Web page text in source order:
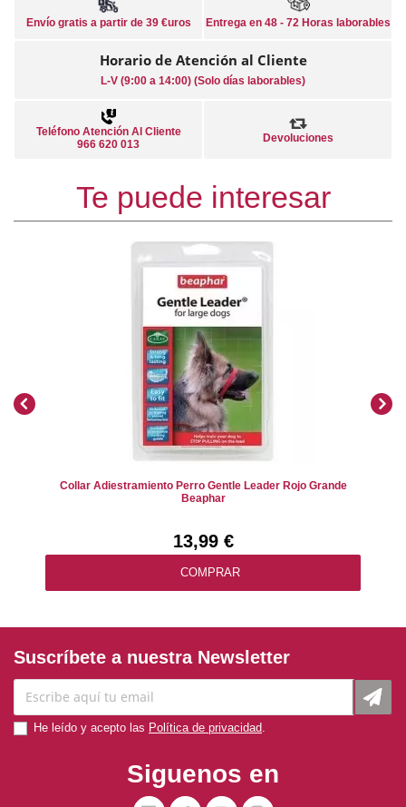
Envío gratis a partir de 39 €uros Entrega en 48 - 72 Horas laborables
Horario de Atención al Cliente
L-V (9:00 a 14:00) (Solo días laborables)
Teléfono Atención Al Cliente
966 620 013
Devoluciones
Te puede interesar
Collar Adiestramiento Perro Gentle Leader Rojo Grande
Beaphar
13,99 €
COMPRAR
Suscríbete a nuestra Newsletter
He leído y acepto las Política de privacidad
Siguenos en